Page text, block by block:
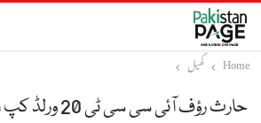
Home
کھیل
حارث رؤف آئی سی سی ٹی 20 ورلڈ کپ اسکواڈ سے باہر